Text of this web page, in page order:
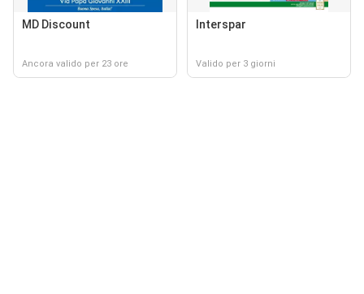
MD Discount
Ancora valido per 23 ore
Interspar
Valido per 3 giorni